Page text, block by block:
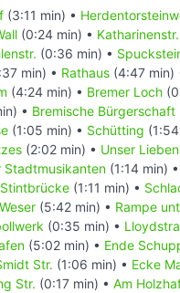
(3:11 min) •
(0:24 min) • Katharinenstr.
(0:36 min) •
min) • Rathaus (4:47 min)
(4:24 min) • Bremer Loch
• Bremische Bürgerschaft
(1:05 min) • Schütting
(2:02 min) • Unser
Stadtmusikanten (1:14 min) •
Stintbrücke (1:11 min) •
(5:42 min) • Rampe
(0:35 min) •
(5:02 min) • Ende
Str. (1:06 min) • Ecke
Str. (0:17 min) • Am